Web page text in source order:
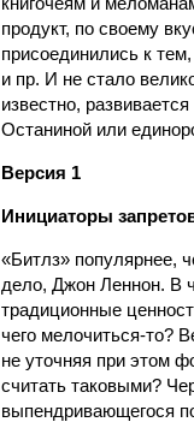
продукт, по своему
присоединились к
и пр. И не стало
известно,
Останиной или
Версия 1
Инициаторы
«Битлз» популярнее,
дело, Джон Леннон. В
традиционные
чего мелочиться-то?
не уточняя при этом
считать таковыми?
выпендривающегося